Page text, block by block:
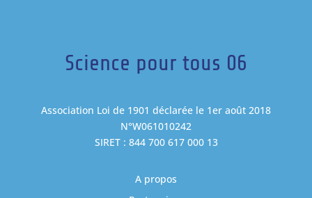
Science pour tous 06
Association Loi de 1901 déclarée le 1er août 2018
N°W061010242
SIRET : 844 700 617 000 13
A propos